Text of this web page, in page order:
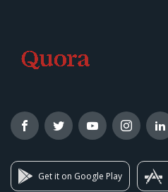
Get it on Google Play